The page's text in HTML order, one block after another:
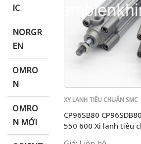
IC
NORGR
EN
OMRO
N
OMRO
N MỚI
XY LANH TIÊU CHUẨN SMC
CP96SB80
550 600 Xi lanh tiêu